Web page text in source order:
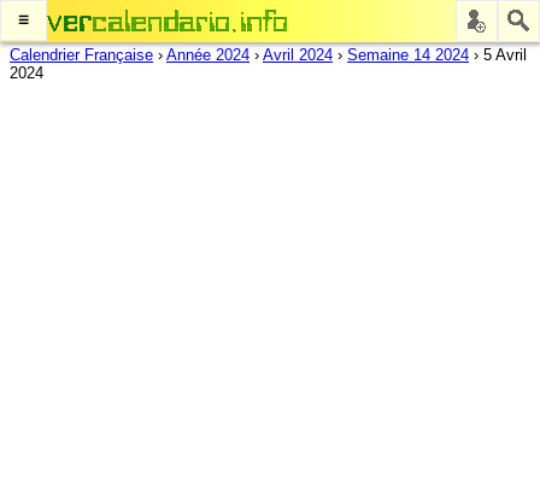
≡
Calendrier Française › Année 2024 › Avril 2024 › Semaine 14 2024 › 5 Avril
2024